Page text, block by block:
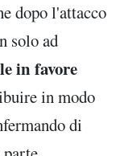
dopo l'attacco
solo ad
in favore
in modo
di